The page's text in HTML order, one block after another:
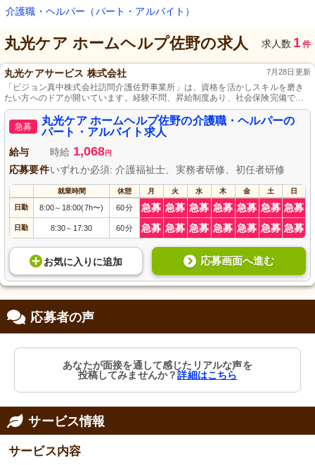
介護職・ヘルパー（パート・アルバイト）
丸光ケア ホームヘルプ佐野の求人 求人数 1 件
丸光ケアサービス 株式会社 7月28日更新
「ピジョン真中株式会社訪問介護佐野事業所」は、資格を活かしスキルを磨き
たい方へのドアが開いています。経験不問、昇給制度あり、社会保険完備で安
心。さらに、しっかりとした勤務体制と休日対応により、家庭との両立が可能
な環境が用意されており、日々の業務への取り組みが給与に反映される体制
で、やりがいのある仕事をご提供します。
急募
丸光ケア ホームヘルプ佐野の介護職・ヘルパーの
パート・アルバイト求人
給与 時給 1,068円
応募要件いずれか必須: 介護福祉士、実務者研修、初任者研修
就業時間 休憩 月 火 水 木 金 土 日
日勤 8:00～ 18:00(7h〜) 60分 急募 急募 急募 急募 急募 急募 急募
日勤 8:30～ 17:30 60分 急募 急募 急募 急募 急募 急募 急募
お気に入り に追加 応募画面へ進む
応募者の声
あなたが面接を通して感じたリアルな声を
投稿してみませんか？詳細はこちら
サービス情報
サービス内容